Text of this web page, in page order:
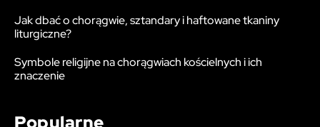
Jak dbać o chorągwie, sztandary i haftowane tkaniny
liturgiczne?
Symbole religijne na chorągwiach kościelnych i ich
znaczenie
Popularne